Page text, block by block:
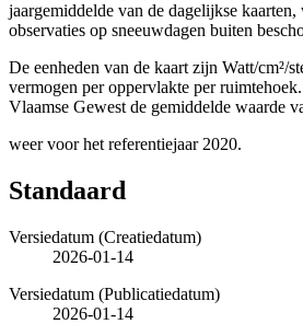
jaargemiddelde van de dagelijkse
observaties op sneeuwdagen buiten
De eenheden van de kaart zijn Watt/cm²/
vermogen per oppervlakte per
Vlaamse Gewest de gemiddelde waarde
weer voor het referentiejaar 2020.
Standaard
Versiedatum (Creatiedatum)
2026-01-14
Versiedatum (Publicatiedatum)
2026-01-14